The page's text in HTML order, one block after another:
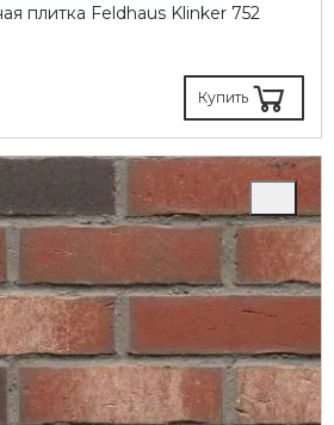
плитка Feldhaus Klinker 752
Купить